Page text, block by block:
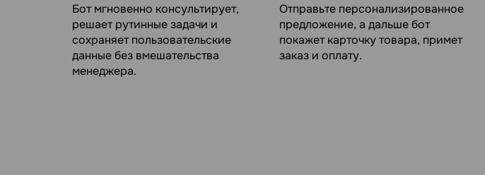
Бот мгновенно консультирует,
решает рутинные задачи и
сохраняет пользовательские
данные без вмешательства
менеджера.
Отправьте персонализированное
предложение, а дальше бот
покажет карточку товара, примет
заказ и оплату.